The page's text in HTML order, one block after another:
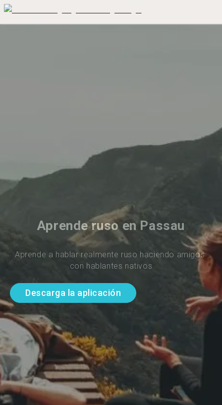
Aprende ruso en Passau
Aprende a hablar realmente ruso haciendo amigos
con hablantes nativos
Descarga la aplicación